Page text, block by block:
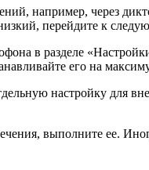
например, через
перейдите к
в разделе
его на
настройку
выполните ее.